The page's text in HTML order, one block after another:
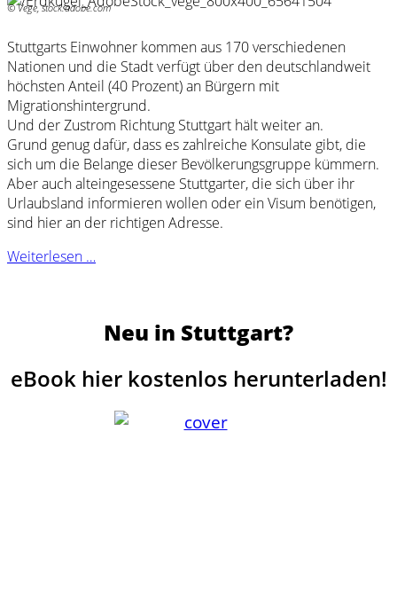
© Vege, stock.adobe.com
Stuttgarts Einwohner kommen aus 170 verschiedenen
Nationen und die Stadt verfügt über den deutschlandweit
höchsten Anteil (40 Prozent) an Bürgern mit
Migrationshintergrund.
Und der Zustrom Richtung Stuttgart hält weiter an.
Grund genug dafür, dass es zahlreiche Konsulate gibt, die
sich um die Belange dieser Bevölkerungsgruppe kümmern.
Aber auch alteingesessene Stuttgarter, die sich über ihr
Urlaubsland informieren wollen oder ein Visum benötigen,
sind hier an der richtigen Adresse.
Weiterlesen …
Neu in Stuttgart?
eBook hier kostenlos herunterladen!